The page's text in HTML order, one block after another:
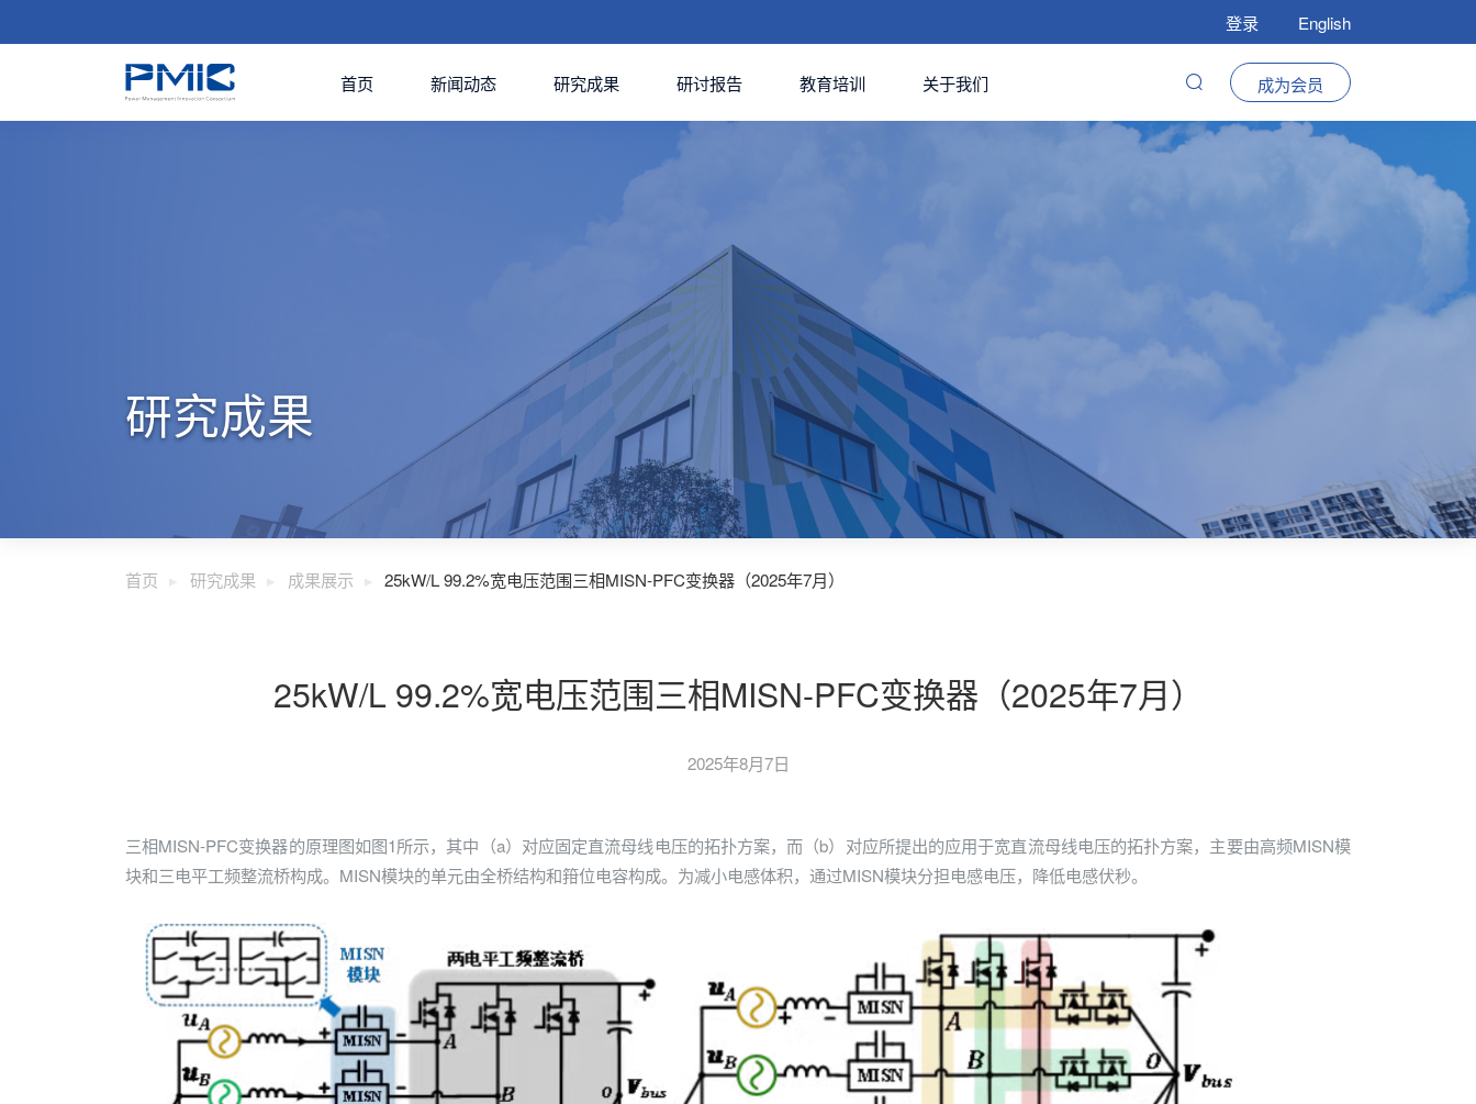
登录 English
首页 新闻动态 研究成果 研讨报告 教育培训 关于我们 成为会员
研究成果
首页 研究成果 成果展示 25kW/L 99.2%宽电压范围三相MISN-PFC变换器（2025年7月）
25kW/L 99.2%宽电压范围三相MISN-PFC变换器（2025年7月）
2025年8月7日
三相MISN-PFC变换器的原理图如图1所示，其中（a）对应固定直流母线电压的拓扑方案，而（b）对应所提出的应用于宽直流母线电压的拓扑方案，主要由高频MISN模
块和三电平工频整流桥构成。MISN模块的单元由全桥结构和箝位电容构成。为减小电感体积，通过MISN模块分担电感电压，降低电感伏秒。